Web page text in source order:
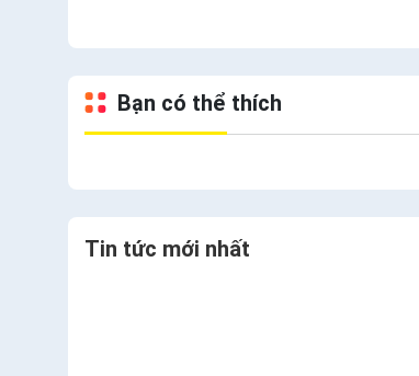
Bạn có thể thích
Tin tức mới nhất